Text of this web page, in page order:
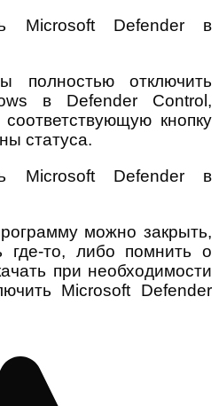
полностью отключить
в Defender Control,
кнопку
статуса.
можно закрыть,
где-то, либо помнить о
при необходимости
Microsoft Defender